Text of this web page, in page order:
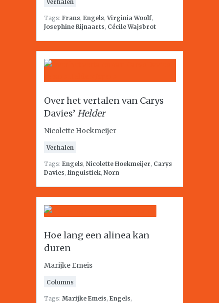
Verhalen
Tags: Frans, Engels,Virginia Woolf,
Josephine Rijnaarts, Cécile Wajsbrot
Over het vertalen van Carys
Davies’ Helder
Nicolette Hoekmeijer
Verhalen
Tags: Engels, Nicolette Hoekmeijer, Carys
Davies, linguistiek, Norn
Hoe lang een alinea kan
duren
Marijke Emeis
Columns
Tags: Marijke Emeis, Engels,